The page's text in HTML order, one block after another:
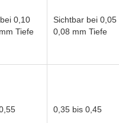
0,10
Tiefe
Sichtbar bei 0,05
0,08 mm Tiefe
0,35 bis 0,45